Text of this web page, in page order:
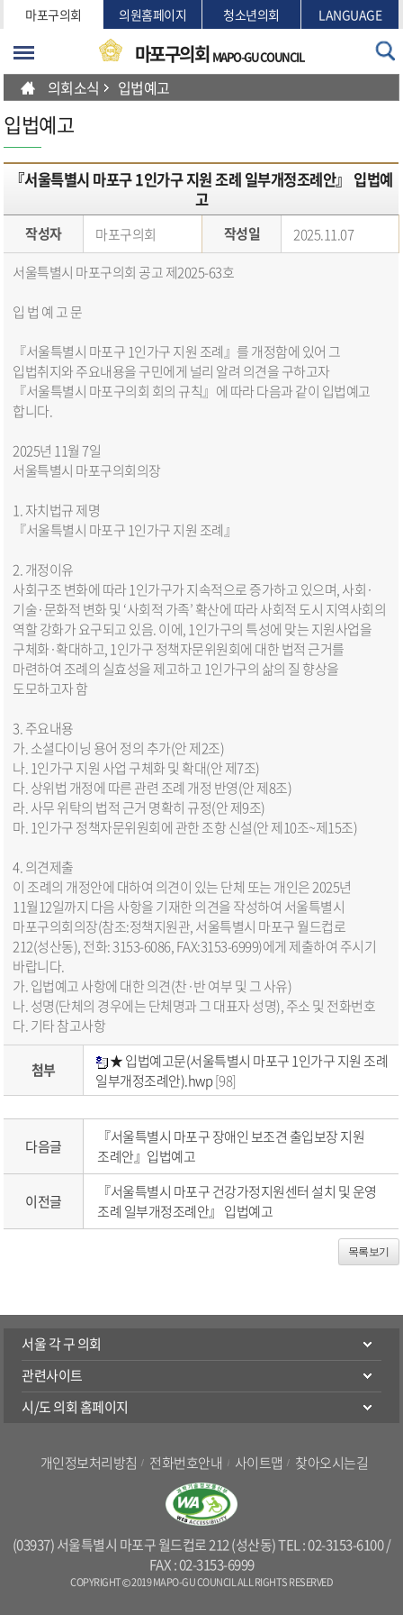
본문바로가기
마포구의회 의원홈페이지 청소년의회 LANGUAGE
마포구의회 MAPO-GU COUNCIL
의회소식 입법예고
입법예고
『서울특별시 마포구 1인가구 지원 조례 일부개정조례안』 입법예
고
작성자 마포구의회 작성일
2025.11.07
서울특별시 마포구의회 공고 제2025-63호
입 법 예 고 문
『서울특별시 마포구 1인가구 지원 조례』를 개정함에 있어 그
입법취지와 주요내용을 구민에게 널리 알려 의견을 구하고자
『서울특별시 마포구의회 회의 규칙』에 따라 다음과 같이 입법예고
합니다.
2025년 11월 7일
서울특별시 마포구의회의장
1. 자치법규 제명
『서울특별시 마포구 1인가구 지원 조례』
2. 개정이유
사회구조 변화에 따라 1인가구가 지속적으로 증가하고 있으며, 사회·
기술·문화적 변화 및 ‘사회적 가족’ 확산에 따라 사회적 도시 지역사회의
역할 강화가 요구되고 있음. 이에, 1인가구의 특성에 맞는 지원사업을
구체화·확대하고, 1인가구 정책자문위원회에 대한 법적 근거를
마련하여 조례의 실효성을 제고하고 1인가구의 삶의 질 향상을
도모하고자 함
3. 주요내용
가. 소셜다이닝 용어 정의 추가(안 제2조)
나. 1인가구 지원 사업 구체화 및 확대(안 제7조)
다. 상위법 개정에 따른 관련 조례 개정 반영(안 제8조)
라. 사무 위탁의 법적 근거 명확히 규정(안 제9조)
마. 1인가구 정책자문위원회에 관한 조항 신설(안 제10조~제15조)
4. 의견제출
이 조례의 개정안에 대하여 의견이 있는 단체 또는 개인은 2025년
11월12일까지 다음 사항을 기재한 의견을 작성하여 서울특별시
마포구의회의장(참조:정책지원관, 서울특별시 마포구 월드컵로
212(성산동), 전화: 3153-6086, FAX:3153-6999)에게 제출하여 주시기
바랍니다.
가. 입법예고 사항에 대한 의견(찬·반 여부 및 그 사유)
나. 성명(단체의 경우에는 단체명과 그 대표자 성명), 주소 및 전화번호
다. 기타 참고사항
첨부
★ 입법예고문(서울특별시 마포구 1인가구 지원 조례
일부개정조례안).hwp[98]
다음글
『서울특별시 마포구 장애인 보조견 출입보장 지원
조례안』입법예고
이전글
『서울특별시 마포구 건강가정지원센터 설치 및 운영
조례 일부개정조례안』 입법예고
목록보기
서울 각 구 의회
관련사이트
시/도 의회 홈페이지
개인정보처리방침 전화번호안내 사이트맵 찾아오시는길
(03937) 서울특별시 마포구 월드컵로 212 (성산동) TEL : 02-3153-6100 /
FAX : 02-3153-6999
COPYRIGHT © 2019 MAPO-GU COUNCIL ALL RIGHTS RESERVED